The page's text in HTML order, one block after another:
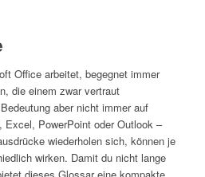
Office arbeitet, begegnet immer
die einem zwar vertraut
aber nicht immer auf
PowerPoint oder Outlook –
wiederholen sich, können je
wirken. Damit du nicht lange